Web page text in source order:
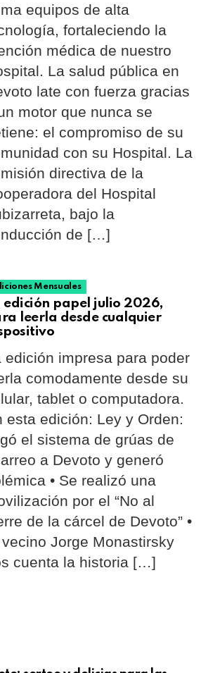
equipos de alta
fortaleciendo la
médica de nuestro
La salud pública en
late con fuerza gracias
motor que nunca se
el compromiso de su
con su Hospital. La
directiva de la
del Hospital
bajo la
de […]
Mensuales
edición papel julio 2026,
leerla desde cualquier
edición impresa para poder
comodamente desde su
tablet o computadora.
esta edición: Ley y Orden:
el sistema de grúas de
a Devoto y generó
• Se realizó una
por el “No al
de la cárcel de Devoto” •
Jorge Monastirsky
cuenta la historia […]